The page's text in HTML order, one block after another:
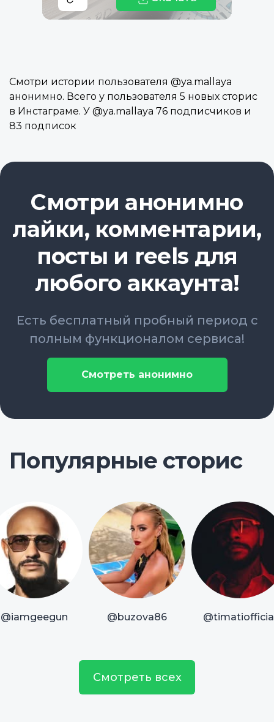
Смотри истории пользователя @ya.mallaya
анонимно. Всего у пользователя 5 новых сторис
в Инстаграме. У @ya.mallaya 76 подписчиков и
83 подписок
Смотри анонимно
лайки, комментарии,
посты и reels для
любого аккаунта!
Есть бесплатный пробный период с
полным функционалом сервиса!
Смотреть анонимно
Популярные сторис
@iamgeegun @buzova86
Смотреть всех